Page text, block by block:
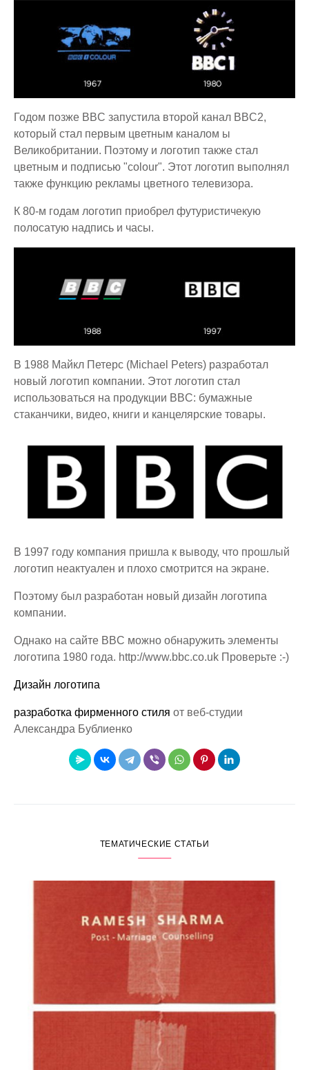
Годом позже BBC запустила второй канал BBC2,
который стал первым цветным каналом ы
Великобритании. Поэтому и логотип также стал
цветным и подписью "colour". Этот логотип выполнял
также функцию рекламы цветного телевизора.
К 80-м годам логотип приобрел футуристичекую
полосатую надпись и часы.
В 1988 Майкл Петерс (Michael Peters) разработал
новый логотип компании. Этот логотип стал
использоваться на продукции BBC: бумажные
стаканчики, видео, книги и канцелярские товары.
В 1997 году компания пришла к выводу, что прошлый
логотип неактуален и плохо смотрится на экране.
Поэтому был разработан новый дизайн логотипа
компании.
Однако на сайте BBC можно обнаружить элементы
логотипа 1980 года. http://www.bbc.co.uk Проверьте :-)
Дизайн логотипа
разработка фирменного стиля от веб-студии
Александра Бублиенко
ТЕМАТИЧЕСКИЕ СТАТЬИ